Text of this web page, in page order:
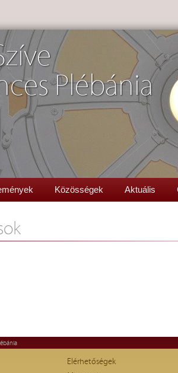
Plébánia
Közösségek Aktuális
Elérhetőségek